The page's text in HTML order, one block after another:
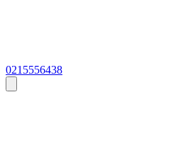
0215556438